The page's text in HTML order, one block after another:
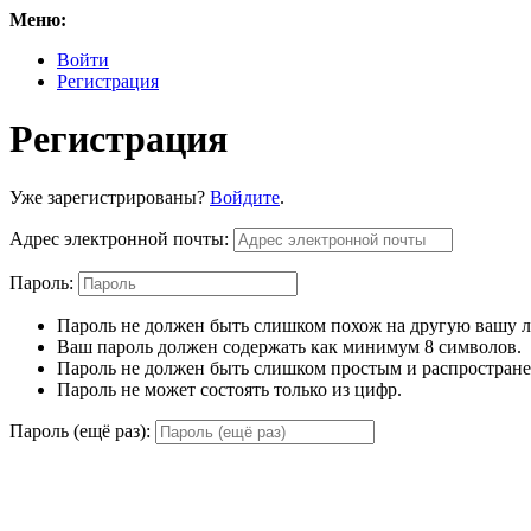
Меню:
Войти
Регистрация
Регистрация
Уже зарегистрированы? Войдите.
Адрес электронной почты:
Пароль:
Пароль не должен быть слишком похож на другую
Ваш пароль должен содержать как минимум 8 символов.
Пароль не должен быть слишком простым и
Пароль не может состоять только из цифр.
Пароль (ещё раз):